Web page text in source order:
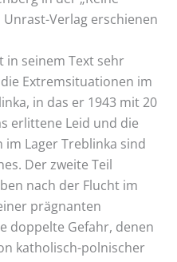
Verlag erschienen
in seinem Text sehr
Extremsituationen im
in das er 1943 mit 20
erlittene Leid und die
Lager Treblinka sind
Der zweite Teil
nach der Flucht im
prägnanten
doppelte Gefahr, denen
katholisch-polnischer